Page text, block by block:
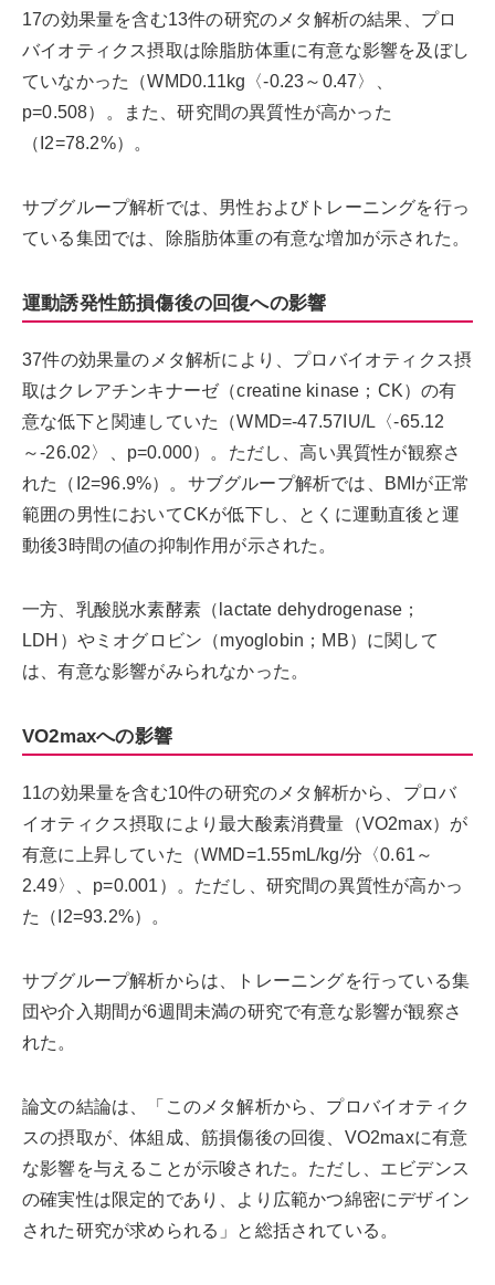
17の効果量を含む13件の研究のメタ解析の結果、プロ
バイオティクス摂取は除脂肪体重に有意な影響を及ぼし
ていなかった（WMD0.11kg〈-0.23～0.47〉、
p=0.508）。また、研究間の異質性が高かった
（I2=78.2%）。
サブグループ解析では、男性およびトレーニングを行っ
ている集団では、除脂肪体重の有意な増加が示された。
運動誘発性筋損傷後の回復への影響
37件の効果量のメタ解析により、プロバイオティクス摂
取はクレアチンキナーゼ（creatine kinase；CK）の有
意な低下と関連していた（WMD=-47.57IU/L〈-65.12
～-26.02〉、p=0.000）。ただし、高い異質性が観察さ
れた（I2=96.9%）。サブグループ解析では、BMIが正常
範囲の男性においてCKが低下し、とくに運動直後と運
動後3時間の値の抑制作用が示された。
一方、乳酸脱水素酵素（lactate dehydrogenase；
LDH）やミオグロビン（myoglobin；MB）に関して
は、有意な影響がみられなかった。
VO2maxへの影響
11の効果量を含む10件の研究のメタ解析から、プロバ
イオティクス摂取により最大酸素消費量（VO2max）が
有意に上昇していた（WMD=1.55mL/kg/分〈0.61～
2.49〉、p=0.001）。ただし、研究間の異質性が高かっ
た（I2=93.2%）。
サブグループ解析からは、トレーニングを行っている集
団や介入期間が6週間未満の研究で有意な影響が観察さ
れた。
論文の結論は、「このメタ解析から、プロバイオティク
スの摂取が、体組成、筋損傷後の回復、VO2maxに有意
な影響を与えることが示唆された。ただし、エビデンス
の確実性は限定的であり、より広範かつ綿密にデザイン
された研究が求められる」と総括されている。